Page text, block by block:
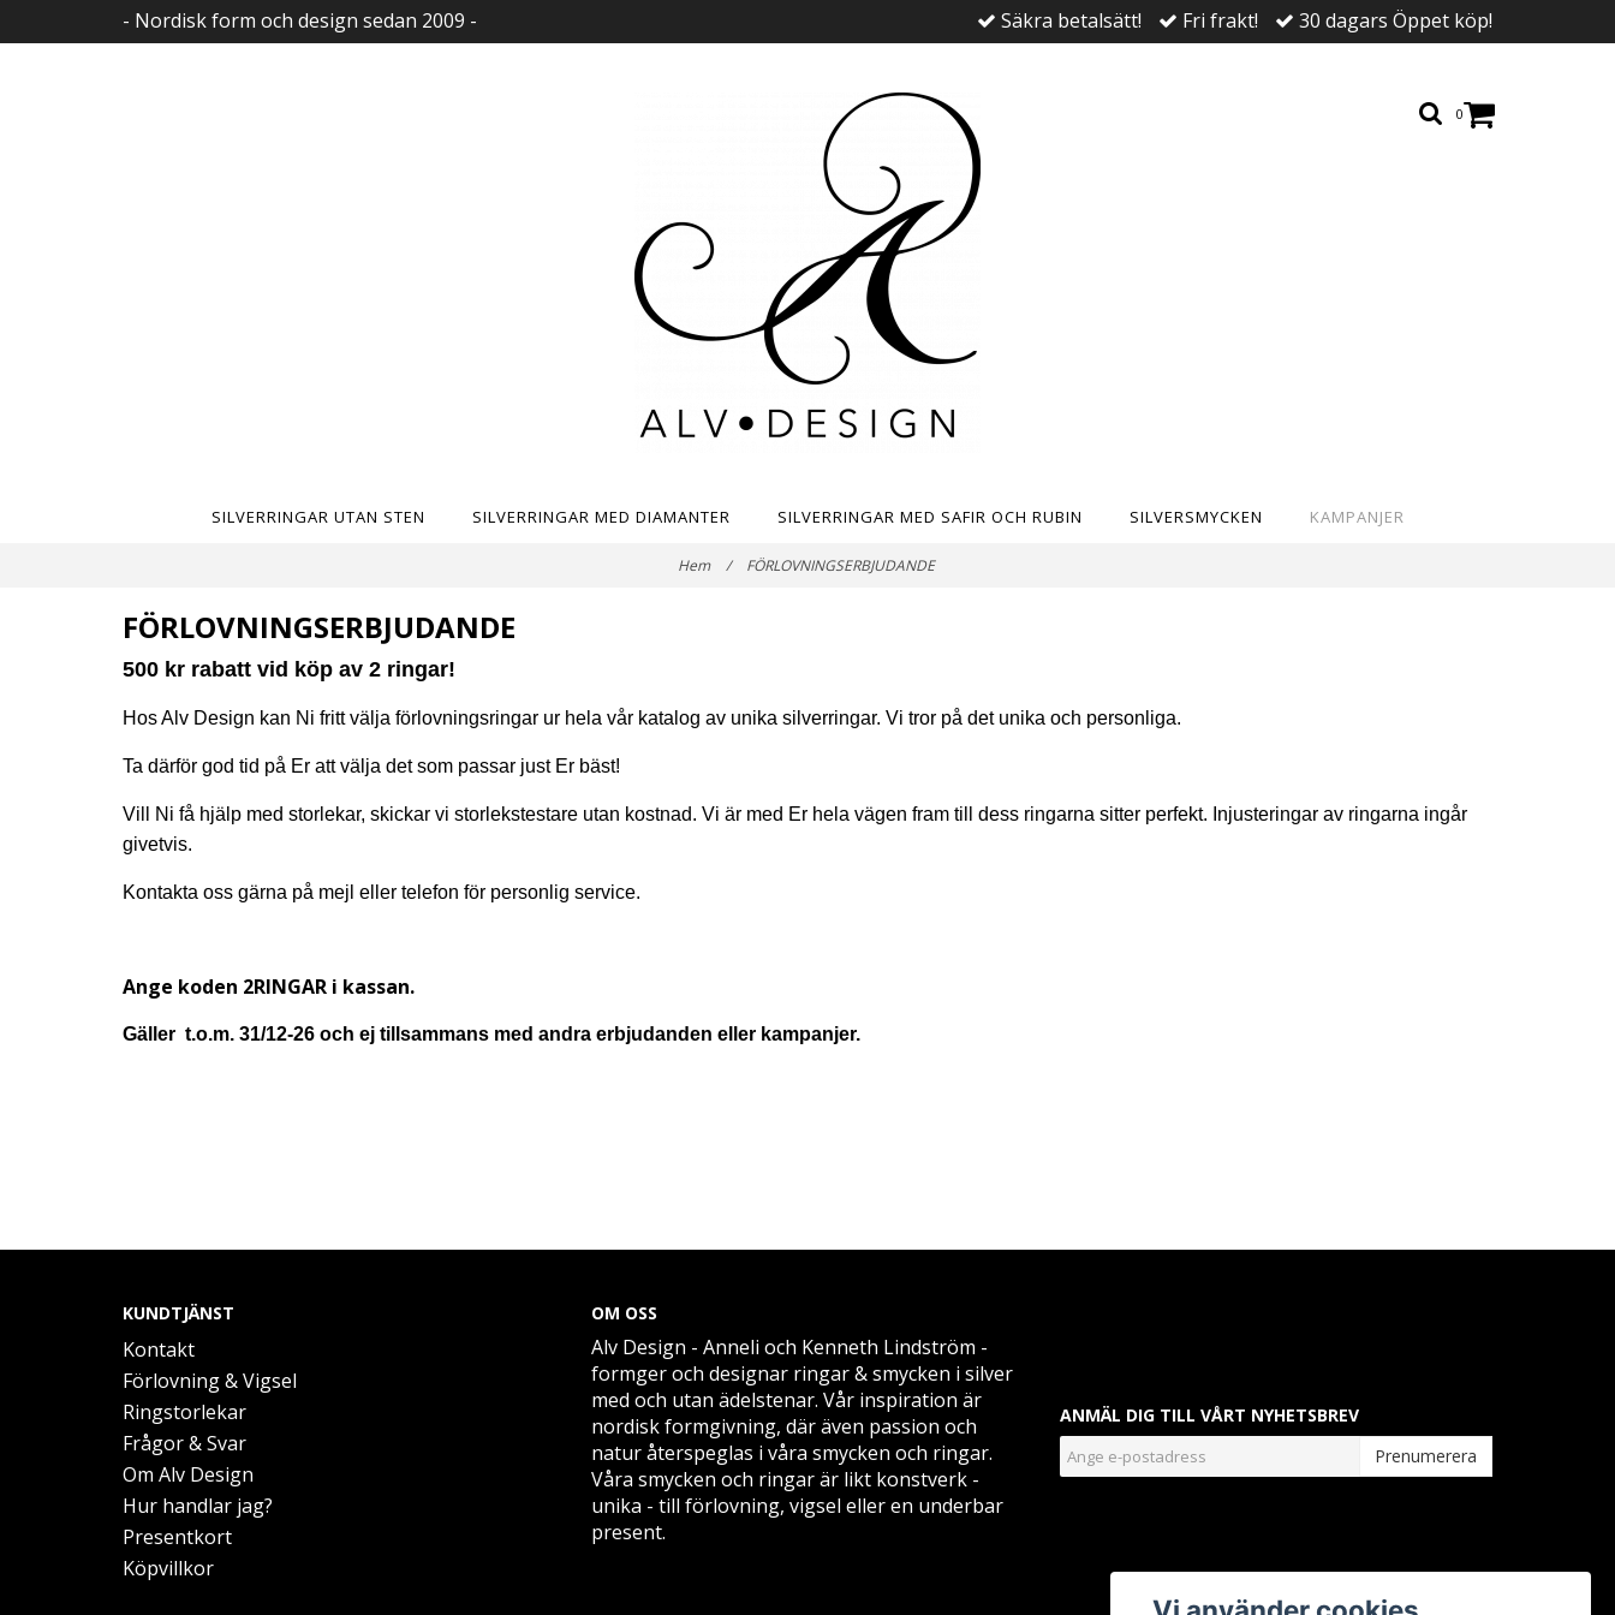
- Nordisk form och design sedan 2009 - Säkra betalsätt! Fri frakt! 30 dagars Öppet köp!
0
SILVERRINGAR UTAN STEN SILVERRINGAR MED DIAMANTER SILVERRINGAR MED SAFIR OCH RUBIN SILVERSMYCKEN KAMPANJER
Hem / FÖRLOVNINGSERBJUDANDE
FÖRLOVNINGSERBJUDANDE
500 kr rabatt vid köp av 2 ringar!
Hos Alv Design kan Ni fritt välja förlovningsringar ur hela vår katalog av unika silverringar. Vi tror på det unika och personliga.
Ta därför god tid på Er att välja det som passar just Er bäst!
Vill Ni få hjälp med storlekar, skickar vi storlekstestare utan kostnad. Vi är med Er hela vägen fram till dess ringarna sitter perfekt. Injusteringar av ringarna ingår
givetvis.
Kontakta oss gärna på mejl eller telefon för personlig service.
Ange koden 2RINGAR i kassan.
Gäller t.o.m. 31/12-26 och ej tillsammans med andra erbjudanden eller kampanjer.
KUNDTJÄNST
Kontakt
Förlovning & Vigsel
Ringstorlekar
Frågor & Svar
Om Alv Design
Hur handlar jag?
Presentkort
Köpvillkor
OM OSS
Alv Design - Anneli och Kenneth Lindström -
formger och designar ringar & smycken i silver
med och utan ädelstenar. Vår inspiration är
nordisk formgivning, där även passion och
natur återspeglas i våra smycken och ringar.
Våra smycken och ringar är likt konstverk -
unika - till förlovning, vigsel eller en underbar
present.
ANMÄL DIG TILL VÅRT NYHETSBREV
Prenumerera